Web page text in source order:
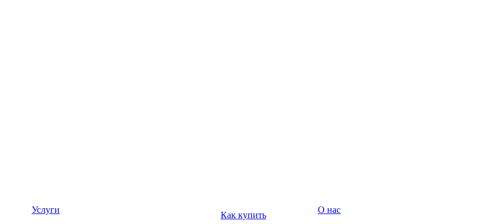
Услуги
Как купить
О нас